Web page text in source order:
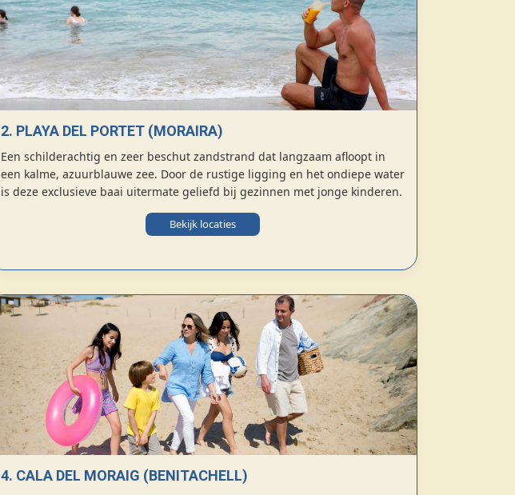
2. PLAYA DEL PORTET (MORAIRA)
Een schilderachtig en zeer beschut zandstrand dat langzaam afloopt in
een kalme, azuurblauwe zee. Door de rustige ligging en het ondiepe water
is deze exclusieve baai uitermate geliefd bij gezinnen met jonge kinderen.
Bekijk locaties
4. CALA DEL MORAIG (BENITACHELL)